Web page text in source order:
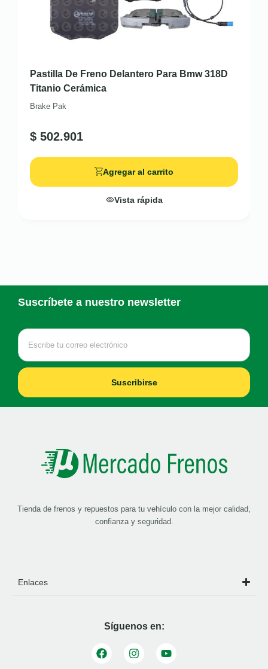
Pastilla De Freno Delantero Para Bmw 318D
Titanio Cerámica
Brake Pak
$ 502.901
Agregar al carrito
Vista rápida
Suscríbete a nuestro newsletter
Suscribirse
Tienda de frenos y repuestos para tu vehículo con la mejor calidad,
confianza y seguridad.
Enlaces
Síguenos en: